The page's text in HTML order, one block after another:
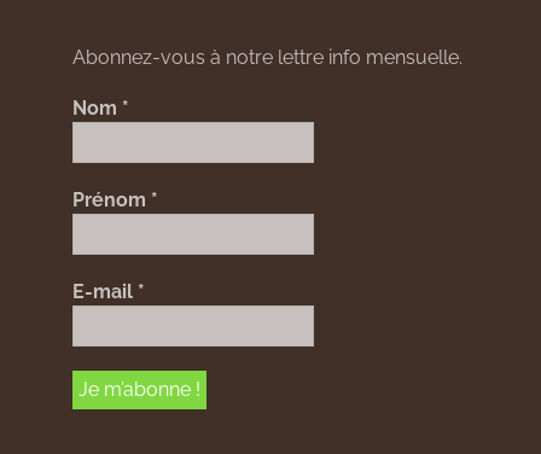
Abonnez-vous à notre lettre info mensuelle.
Nom *
Prénom *
E-mail *